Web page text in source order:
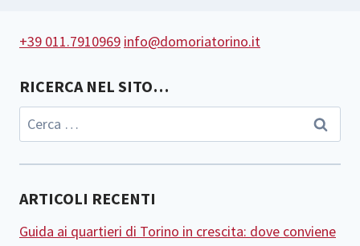
+39 011.7910969 info@domoriatorino.it
RICERCA NEL SITO…
Ricerca
per:
ARTICOLI RECENTI
Guida ai quartieri di Torino in crescita: dove conviene